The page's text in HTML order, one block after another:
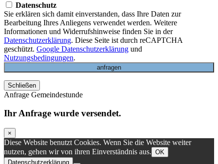
Datenschutz
Sie erklären sich damit einverstanden, dass Ihre Daten zur
Bearbeitung Ihres Anliegens verwendet werden. Weitere
Informationen und Widerrufshinweise finden Sie in der
Datenschutzerklärung. Diese Seite ist durch reCAPTCHA
geschützt. Google Datenschutzerklärung und
Nutzungsbedingungen.
Schließen
Anfrage Gemeindestunde
Ihr Anfrage wurde versendet.
×
Diese Website benutzt Cookies. Wenn Sie die Website weiter
nutzen, gehen wir von ihren Einverständnis aus. OK
Datenschutzerklärung